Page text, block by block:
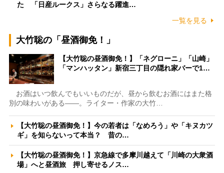
た 「日産ルークス」さらなる躍進…
一覧を見る
大竹聡の「昼酒御免！」
【大竹聡の昼酒御免！】「ネグローニ」「山崎」
「マンハッタン」新宿三丁目の隠れ家バーで1…
お酒はいつ飲んでもいいものだが、昼から飲むお酒にはまた格
別の味わいがある――。ライター・作家の大竹…
【大竹聡の昼酒御免！】今の若者は「なめろう」や「キヌカツ
ギ」を知らないって本当？ 昔の…
【大竹聡の昼酒御免！】京急線で多摩川越えて「川崎の大衆酒
場」へと昼酒旅 押し寄せるノス…